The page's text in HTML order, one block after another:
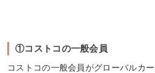
①コストコの一般会員
コストコの一般会員がグローバルカ